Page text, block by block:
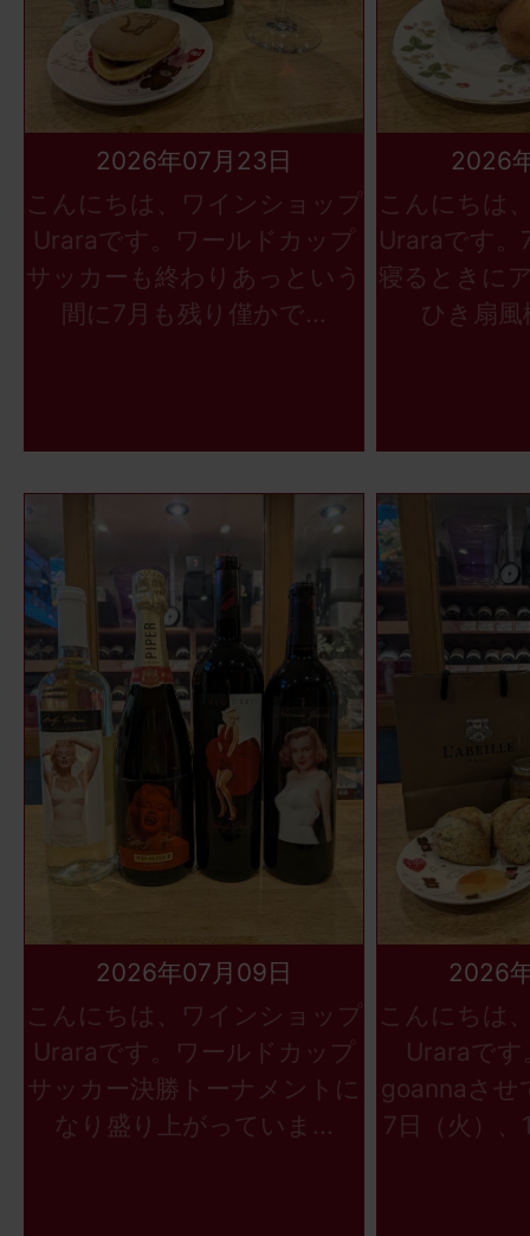
2026年07月23日
こんにちは、ワインショップ
Uraraです。ワールドカップ
サッカーも終わりあっという
間に7月も残り僅かで...
2026
こんにちは
Uraraです。
寝るときに
ひき扇
2026年07月09日
こんにちは、ワインショップ
Uraraです。ワールドカップ
サッカー決勝トーナメントに
なり盛り上がっていま...
2026
こんにちは
Uraraです
goannaさせ
7日（火）